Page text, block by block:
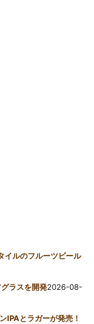
イルのフルーツビール
ラスを開発2026-08-
IPAとラガーが発売！